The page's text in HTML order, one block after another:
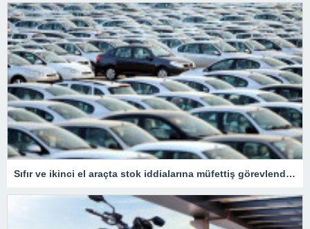
Sıfır ve ikinci el araçta stok iddialarına müfettiş görevlendirildi